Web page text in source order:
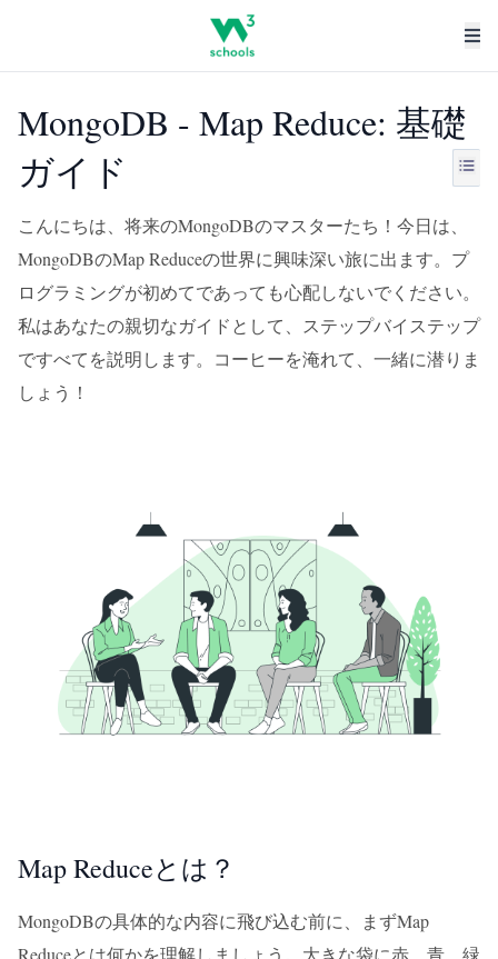
MongoDB - Map Reduce: 基礎
ガイド
こんにちは、将来のMongoDBのマスターたち！今日は、
MongoDBのMap Reduceの世界に興味深い旅に出ます。プ
ログラミングが初めてであっても心配しないでください。
私はあなたの親切なガイドとして、ステップバイステップ
ですべてを説明します。コーヒーを淹れて、一緒に潜りま
しょう！
Map Reduceとは？
MongoDBの具体的な内容に飛び込む前に、まずMap
Reduceとは何かを理解しましょう。大きな袋に赤、青、緑